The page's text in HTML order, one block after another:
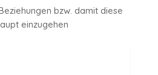
bzw. damit diese
einzugehen